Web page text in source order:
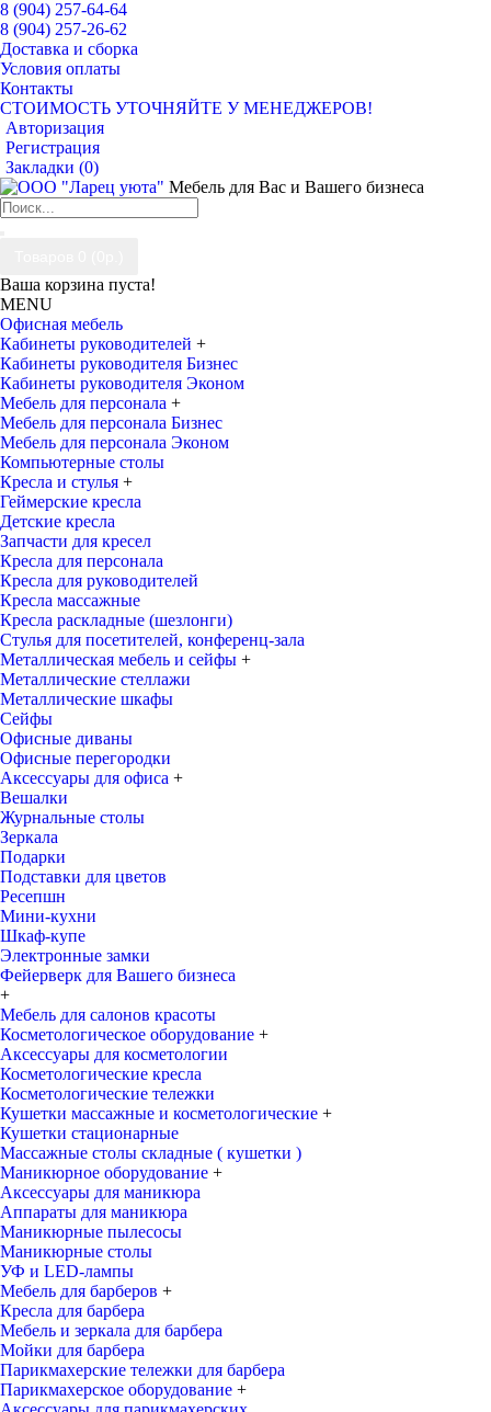
8 (904) 257-64-64
8 (904) 257-26-62
Доставка и сборка
Условия оплаты
Контакты
СТОИМОСТЬ УТОЧНЯЙТЕ У МЕНЕДЖЕРОВ!
Авторизация
Регистрация
Закладки (0)
Мебель для Вас и Вашего бизнеса
Ваша корзина пуста!
MENU
Офисная мебель
Кабинеты руководителей +
Кабинеты руководителя Бизнес
Кабинеты руководителя Эконом
Мебель для персонала +
Мебель для персонала Бизнес
Мебель для персонала Эконом
Компьютерные столы
Кресла и стулья +
Геймерские кресла
Детские кресла
Запчасти для кресел
Кресла для персонала
Кресла для руководителей
Кресла массажные
Кресла раскладные (шезлонги)
Стулья для посетителей, конференц-зала
Металлическая мебель и сейфы +
Металлические стеллажи
Металлические шкафы
Сейфы
Офисные диваны
Офисные перегородки
Аксессуары для офиса +
Вешалки
Журнальные столы
Зеркала
Подарки
Подставки для цветов
Ресепшн
Мини-кухни
Шкаф-купе
Электронные замки
Фейерверк для Вашего бизнеса
+
Мебель для салонов красоты
Косметологическое оборудование +
Аксессуары для косметологии
Косметологические кресла
Косметологические тележки
Кушетки массажные и косметологические +
Кушетки стационарные
Массажные столы складные ( кушетки )
Маникюрное оборудование +
Аксессуары для маникюра
Аппараты для маникюра
Маникюрные пылесосы
Маникюрные столы
УФ и LED-лампы
Мебель для барберов +
Кресла для барбера
Мебель и зеркала для барбера
Мойки для барбера
Парикмахерские тележки для барбера
Парикмахерское оборудование +